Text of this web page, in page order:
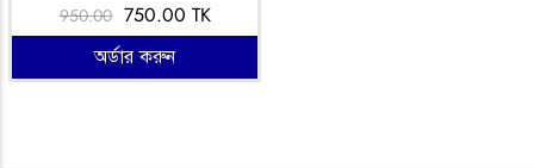
950.00 750.00 TK
অর্ডার করুন